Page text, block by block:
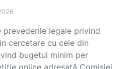
prevederile legale privind
cercetare cu cele din
bugetul minim per
online adresată Comisiei